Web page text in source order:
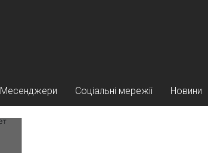
Месенджери Соціальні мережіі Новини